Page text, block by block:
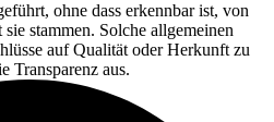
ohne dass erkennbar ist, von
stammen. Solche allgemeinen
auf Qualität oder Herkunft zu
Transparenz aus.